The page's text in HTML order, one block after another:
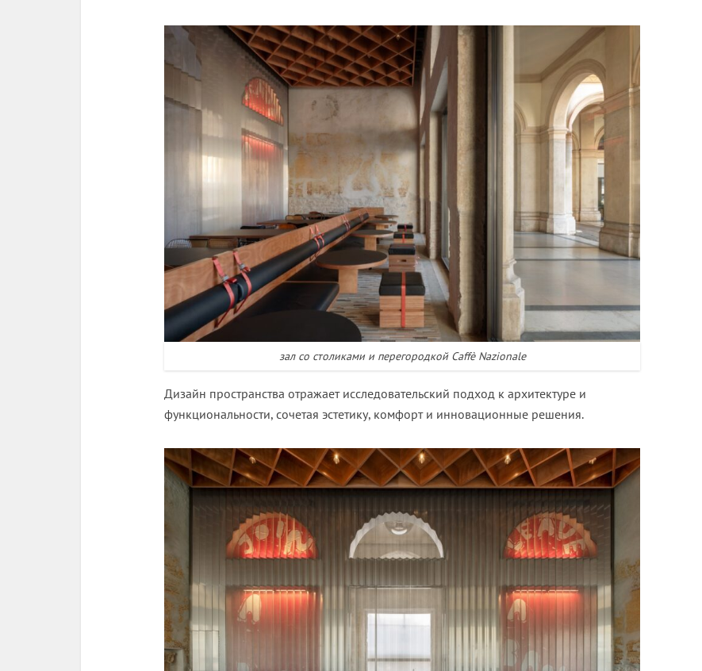
зал со столиками и перегородкой Caffè Nazionale
Дизайн пространства отражает исследовательский подход к архитектуре и
функциональности, сочетая эстетику, комфорт и инновационные решения.